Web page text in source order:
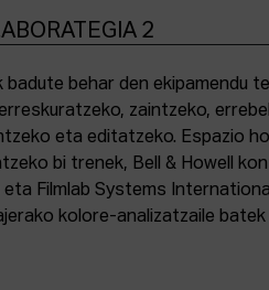
2
behar den ekipamendu
zaintzeko,
eta editatzeko. Espazio
bi trenek, Bell & Howell
eta Filmlab Systems
kolore-analizatzaile